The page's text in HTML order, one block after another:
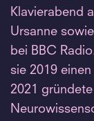
Klavierabend
Ursanne
bei BBC
sie 2019
2021